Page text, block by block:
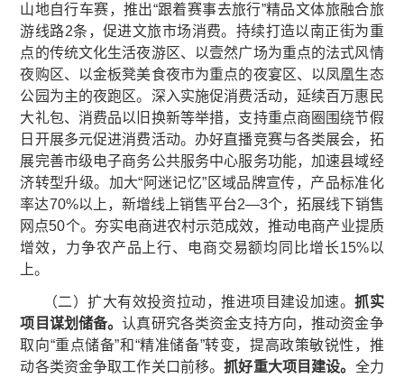
山地自行车赛，推出“跟着赛事去旅行”精品文体旅融合旅
游线路2条，促进文旅市场消费。持续打造以南正街为重
点的传统文化生活夜游区、以壹然广场为重点的法式风情
夜购区、以金板凳美食夜市为重点的夜宴区、以凤凰生态
公园为主的夜跑区。深入实施促消费活动，延续百万惠民
大礼包、消费品以旧换新等举措，支持重点商圈围绕节假
日开展多元促进消费活动。办好直播竞赛与各类展会，拓
展完善市级电子商务公共服务中心服务功能，加速县域经
济转型升级。加大“阿迷记忆”区域品牌宣传，产品标准化
率达70%以上，新增线上销售平台2—3个，拓展线下销售
网点50个。夯实电商进农村示范成效，推动电商产业提质
增效，力争农产品上行、电商交易额均同比增长15%以
上。
（二）扩大有效投资拉动，推进项目建设加速。抓实
项目谋划储备。认真研究各类资金支持方向，推动资金争
取向“重点储备”和“精准储备”转变，提高政策敏锐性，推
动各类资金争取工作关口前移。抓好重大项目建设。 全力